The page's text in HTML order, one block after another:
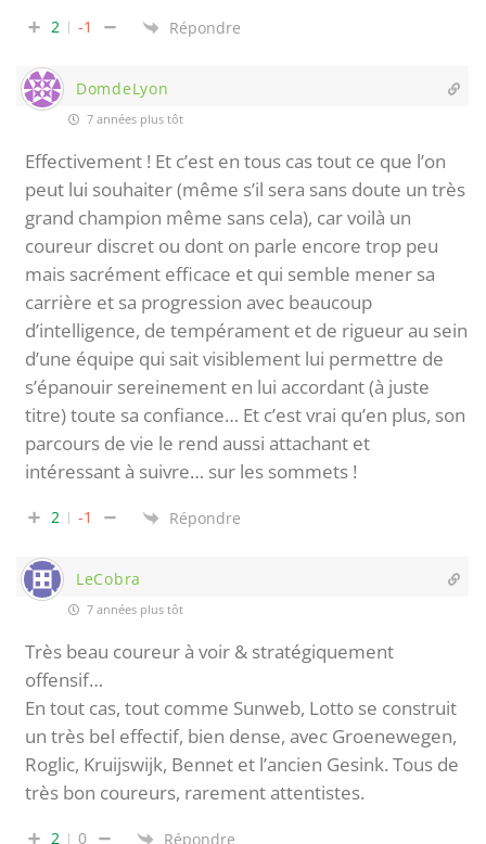
2 -1 Répondre
DomdeLyon
7 années plus tôt
Effectivement ! Et c’est en tous cas tout ce que l’on
peut lui souhaiter (même s’il sera sans doute un très
grand champion même sans cela), car voilà un
coureur discret ou dont on parle encore trop peu
mais sacrément efficace et qui semble mener sa
carrière et sa progression avec beaucoup
d’intelligence, de tempérament et de rigueur au sein
d’une équipe qui sait visiblement lui permettre de
s’épanouir sereinement en lui accordant (à juste
titre) toute sa confiance… Et c’est vrai qu’en plus, son
parcours de vie le rend aussi attachant et
intéressant à suivre… sur les sommets !
2 -1 Répondre
LeCobra
7 années plus tôt
Très beau coureur à voir & stratégiquement
offensif…
En tout cas, tout comme Sunweb, Lotto se construit
un très bel effectif, bien dense, avec Groenewegen,
Roglic, Kruijswijk, Bennet et l’ancien Gesink. Tous de
très bon coureurs, rarement attentistes.
2 0 Répondre